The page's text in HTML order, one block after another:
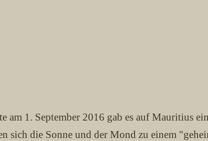
am 1. September 2016 gab es auf Mauritius
sich die Sonne und der Mond zu einem